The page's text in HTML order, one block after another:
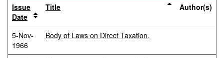
Issue
Date
Title Author(s)
5-Nov-
1966
Body of Laws on Direct Taxation.